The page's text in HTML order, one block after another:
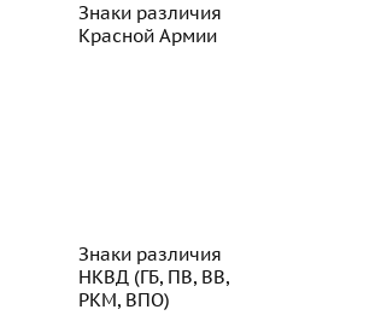
Знаки различия
Красной Армии
Знаки различия
НКВД (ГБ, ПВ, ВВ,
РКМ, ВПО)